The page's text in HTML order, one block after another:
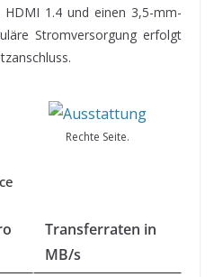
1.4 und einen 3,5-mm-
Stromversorgung erfolgt
Rechte Seite.
Transferraten in
MB/s